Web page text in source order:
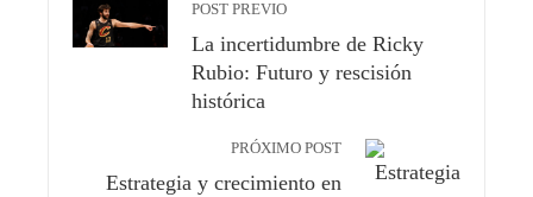
POST PREVIO
La incertidumbre de Ricky
Rubio: Futuro y rescisión
histórica
PRÓXIMO POST
Estrategia y crecimiento en